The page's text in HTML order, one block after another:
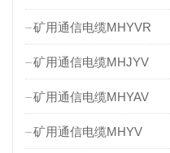
矿用通信电缆MHYVR
矿用通信电缆MHJYV
矿用通信电缆MHYAV
矿用通信电缆MHYV